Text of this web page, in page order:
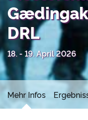
DRL
18. - 19. April 2026
Mehr Infos